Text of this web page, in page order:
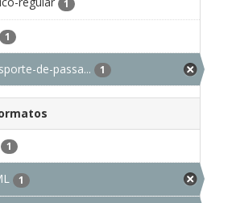
1
1
de-passa... 1
1
1